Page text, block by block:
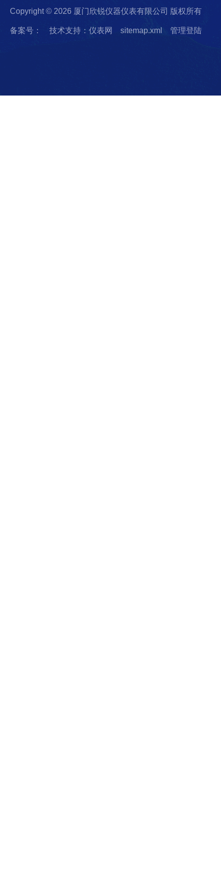
Copyright © 2026 厦门欣锐仪器仪表有限公司 版权所有
备案号： 技术支持：仪表网 sitemap.xml 管理登陆